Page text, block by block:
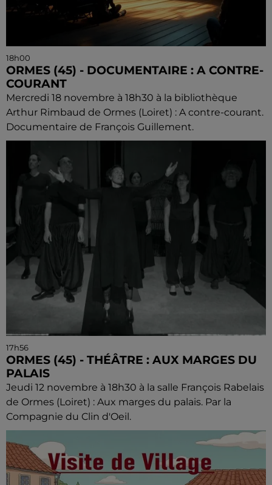
18h00
ORMES (45) - DOCUMENTAIRE : A CONTRE-
COURANT
Mercredi 18 novembre à 18h30 à la bibliothèque
Arthur Rimbaud de Ormes (Loiret) : A contre-courant.
Documentaire de François Guillement.
17h56
ORMES (45) - THÉÂTRE : AUX MARGES DU
PALAIS
Jeudi 12 novembre à 18h30 à la salle François Rabelais
de Ormes (Loiret) : Aux marges du palais. Par la
Compagnie du Clin d'Oeil.